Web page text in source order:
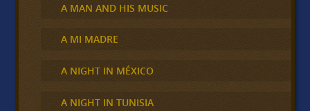
A MAN AND HIS MUSIC
A MI MADRE
A NIGHT IN MÉXICO
A NIGHT IN TUNISIA